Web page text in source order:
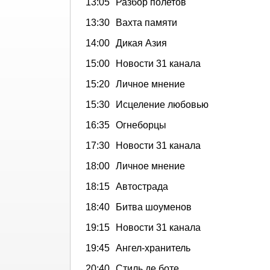
13:30
Вахта памяти
14:00 Дикая Азия
15:00
Новости 31 канала
15:20 Личное мнение
15:30
Исцеление любовью
16:35 Огнеборцы
17:30
Новости 31 канала
18:00 Личное мнение
18:15 Автострада
18:40
Битва шоуменов
19:15
Новости 31 канала
19:45 Ангел-хранитель